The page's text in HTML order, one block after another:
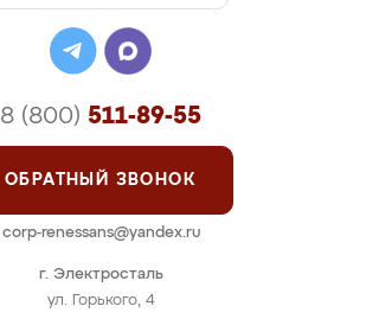
г. Электросталь
ул. Горького, 4
8 (800) 511-89-55
ОБРАТНЫЙ ЗВОНОК
corp-renessans@yandex.ru